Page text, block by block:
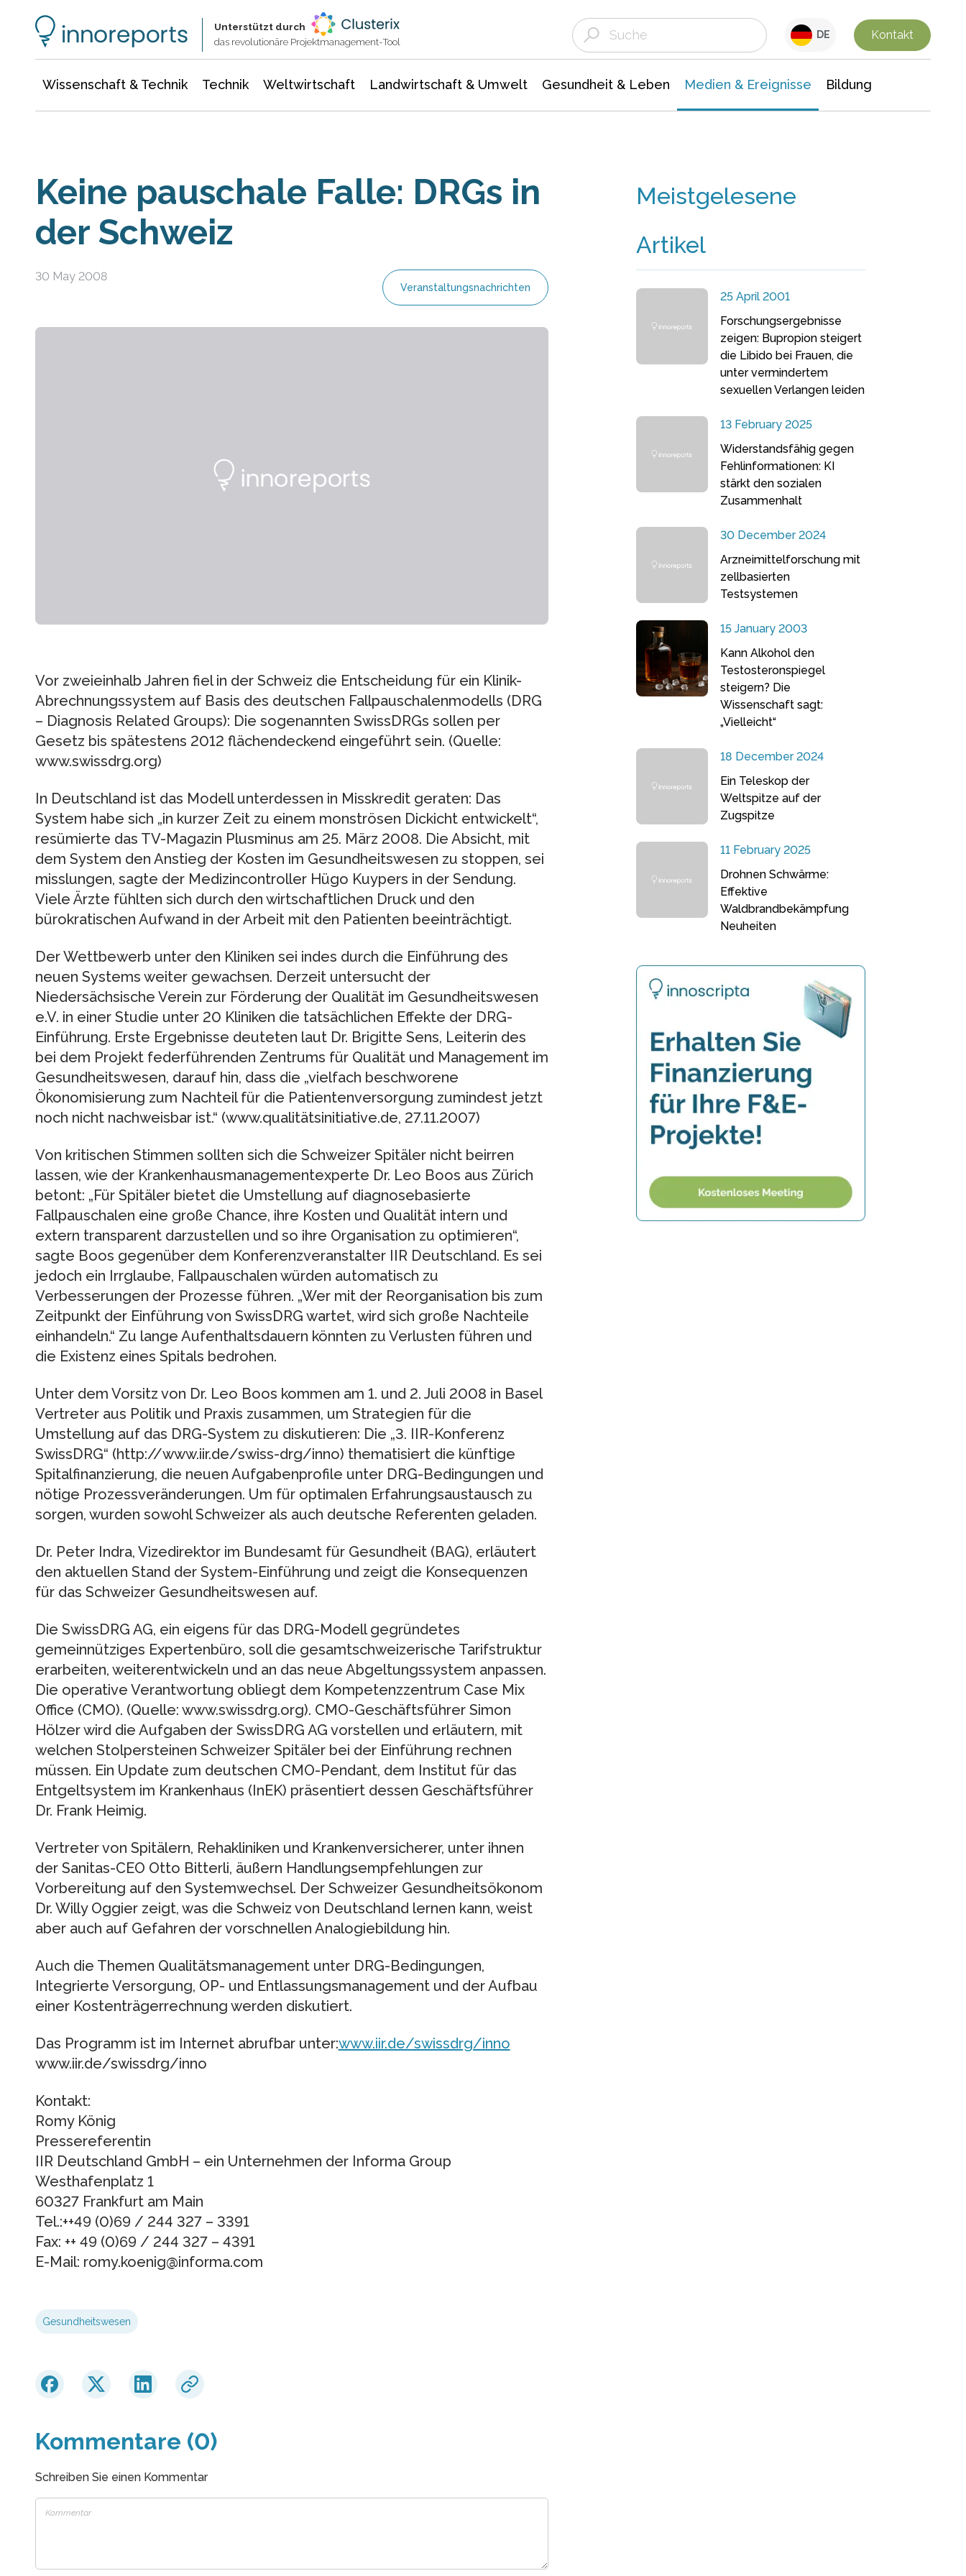
Unterstützt durch
das revolutionäre Projektmanagement-Tool
DE Kontakt
Wissenschaft & Technik Technik Weltwirtschaft Landwirtschaft & Umwelt Gesundheit & Leben Medien & Ereignisse Bildung
Keine pauschale Falle: DRGs in
der Schweiz
30 May 2008
Veranstaltungsnachrichten
Vor zweieinhalb Jahren fiel in der Schweiz die Entscheidung für ein Klinik-
Abrechnungssystem auf Basis des deutschen Fallpauschalenmodells (DRG
– Diagnosis Related Groups): Die sogenannten SwissDRGs sollen per
Gesetz bis spätestens 2012 flächendeckend eingeführt sein. (Quelle:
www.swissdrg.org)
In Deutschland ist das Modell unterdessen in Misskredit geraten: Das
System habe sich „in kurzer Zeit zu einem monströsen Dickicht entwickelt“,
resümierte das TV-Magazin Plusminus am 25. März 2008. Die Absicht, mit
dem System den Anstieg der Kosten im Gesundheitswesen zu stoppen, sei
misslungen, sagte der Medizincontroller Hügo Kuypers in der Sendung.
Viele Ärzte fühlten sich durch den wirtschaftlichen Druck und den
bürokratischen Aufwand in der Arbeit mit den Patienten beeinträchtigt.
Der Wettbewerb unter den Kliniken sei indes durch die Einführung des
neuen Systems weiter gewachsen. Derzeit untersucht der
Niedersächsische Verein zur Förderung der Qualität im Gesundheitswesen
e.V. in einer Studie unter 20 Kliniken die tatsächlichen Effekte der DRG-
Einführung. Erste Ergebnisse deuteten laut Dr. Brigitte Sens, Leiterin des
bei dem Projekt federführenden Zentrums für Qualität und Management im
Gesundheitswesen, darauf hin, dass die „vielfach beschworene
Ökonomisierung zum Nachteil für die Patientenversorgung zumindest jetzt
noch nicht nachweisbar ist.“ (www.qualitätsinitiative.de, 27.11.2007)
Von kritischen Stimmen sollten sich die Schweizer Spitäler nicht beirren
lassen, wie der Krankenhausmanagementexperte Dr. Leo Boos aus Zürich
betont: „Für Spitäler bietet die Umstellung auf diagnosebasierte
Fallpauschalen eine große Chance, ihre Kosten und Qualität intern und
extern transparent darzustellen und so ihre Organisation zu optimieren“,
sagte Boos gegenüber dem Konferenzveranstalter IIR Deutschland. Es sei
jedoch ein Irrglaube, Fallpauschalen würden automatisch zu
Verbesserungen der Prozesse führen. „Wer mit der Reorganisation bis zum
Zeitpunkt der Einführung von SwissDRG wartet, wird sich große Nachteile
einhandeln.“ Zu lange Aufenthaltsdauern könnten zu Verlusten führen und
die Existenz eines Spitals bedrohen.
Unter dem Vorsitz von Dr. Leo Boos kommen am 1. und 2. Juli 2008 in Basel
Vertreter aus Politik und Praxis zusammen, um Strategien für die
Umstellung auf das DRG-System zu diskutieren: Die „3. IIR-Konferenz
SwissDRG“ (http://www.iir.de/swiss-drg/inno) thematisiert die künftige
Spitalfinanzierung, die neuen Aufgabenprofile unter DRG-Bedingungen und
nötige Prozessveränderungen. Um für optimalen Erfahrungsaustausch zu
sorgen, wurden sowohl Schweizer als auch deutsche Referenten geladen.
Dr. Peter Indra, Vizedirektor im Bundesamt für Gesundheit (BAG), erläutert
den aktuellen Stand der System-Einführung und zeigt die Konsequenzen
für das Schweizer Gesundheitswesen auf.
Die SwissDRG AG, ein eigens für das DRG-Modell gegründetes
gemeinnütziges Expertenbüro, soll die gesamtschweizerische Tarifstruktur
erarbeiten, weiterentwickeln und an das neue Abgeltungssystem anpassen.
Die operative Verantwortung obliegt dem Kompetenzzentrum Case Mix
Office (CMO). (Quelle: www.swissdrg.org). CMO-Geschäftsführer Simon
Hölzer wird die Aufgaben der SwissDRG AG vorstellen und erläutern, mit
welchen Stolpersteinen Schweizer Spitäler bei der Einführung rechnen
müssen. Ein Update zum deutschen CMO-Pendant, dem Institut für das
Entgeltsystem im Krankenhaus (InEK) präsentiert dessen Geschäftsführer
Dr. Frank Heimig.
Vertreter von Spitälern, Rehakliniken und Krankenversicherer, unter ihnen
der Sanitas-CEO Otto Bitterli, äußern Handlungsempfehlungen zur
Vorbereitung auf den Systemwechsel. Der Schweizer Gesundheitsökonom
Dr. Willy Oggier zeigt, was die Schweiz von Deutschland lernen kann, weist
aber auch auf Gefahren der vorschnellen Analogiebildung hin.
Auch die Themen Qualitätsmanagement unter DRG-Bedingungen,
Integrierte Versorgung, OP- und Entlassungsmanagement und der Aufbau
einer Kostenträgerrechnung werden diskutiert.
Das Programm ist im Internet abrufbar unter:www.iir.de/swissdrg/inno
www.iir.de/swissdrg/inno
Kontakt:
Romy König
Pressereferentin
IIR Deutschland GmbH – ein Unternehmen der Informa Group
Westhafenplatz 1
60327 Frankfurt am Main
Tel.:++49 (0)69 / 244 327 – 3391
Fax: ++ 49 (0)69 / 244 327 – 4391
E-Mail: romy.koenig@informa.com
Gesundheitswesen
Kommentare (0)
Schreiben Sie einen Kommentar
Meistgelesene
Artikel
25 April 2001
Forschungsergebnisse
zeigen: Bupropion steigert
die Libido bei Frauen, die
unter vermindertem
sexuellen Verlangen leiden
13 February 2025
Widerstandsfähig gegen
Fehlinformationen: KI
stärkt den sozialen
Zusammenhalt
30 December 2024
Arzneimittelforschung mit
zellbasierten
Testsystemen
15 January 2003
Kann Alkohol den
Testosteronspiegel
steigern? Die
Wissenschaft sagt:
„Vielleicht“
18 December 2024
Ein Teleskop der
Weltspitze auf der
Zugspitze
11 February 2025
Drohnen Schwärme:
Effektive
Waldbrandbekämpfung
Neuheiten